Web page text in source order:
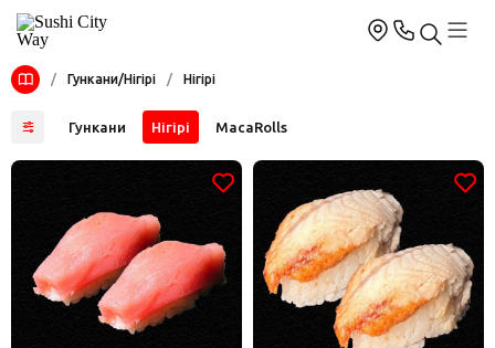
Гункани Нігірі MacaRolls
/ Гункани/Нігірі / Нігірі